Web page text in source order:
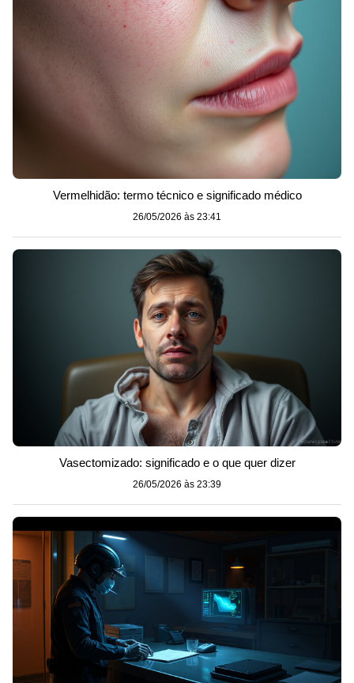
Vermelhidão: termo técnico e significado médico
26/05/2026 às 23:41
Vasectomizado: significado e o que quer dizer
26/05/2026 às 23:39